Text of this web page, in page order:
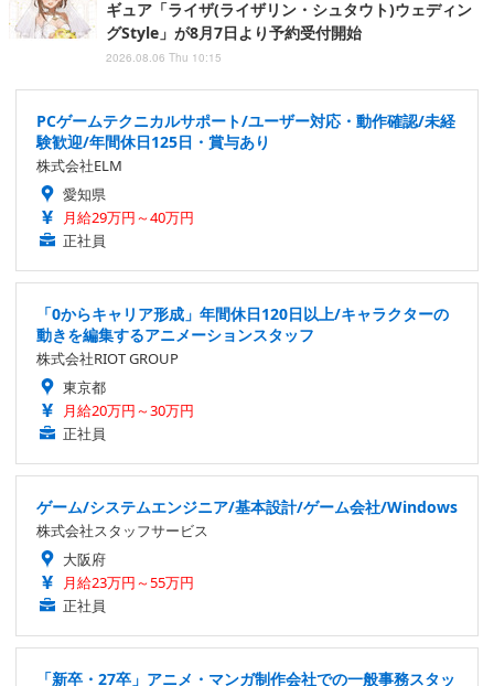
ギュア「ライザ(ライザリン・シュタウト)ウェディン
グStyle」が8月7日より予約受付開始
2026.08.06 Thu 10:15
PCゲームテクニカルサポート/ユーザー対応・動作確認/未経
験歓迎/年間休日125日・賞与あり
株式会社ELM
愛知県
月給29万円～40万円
正社員
「0からキャリア形成」年間休日120日以上/キャラクターの
動きを編集するアニメーションスタッフ
株式会社RIOT GROUP
東京都
月給20万円～30万円
正社員
ゲーム/システムエンジニア/基本設計/ゲーム会社/Windows
株式会社スタッフサービス
大阪府
月給23万円～55万円
正社員
「新卒・27卒」アニメ・マンガ制作会社での一般事務スタッ